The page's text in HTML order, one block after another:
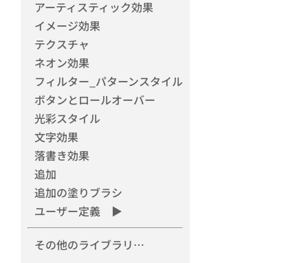
アーティスティック効果
イメージ効果
テクスチャ
ネオン効果
フィルター_パターンスタイル
ボタンとロールオーバー
光彩スタイル
文字効果
落書き効果
追加
追加の塗りブラシ
ユーザー定義 ▶
その他のライブラリ…